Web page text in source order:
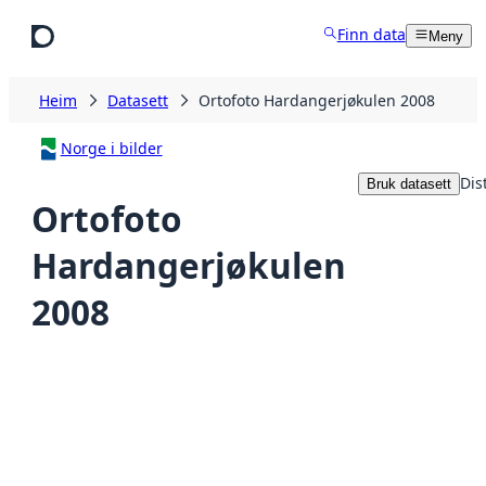
Finn data Meny
Heim Datasett Ortofoto Hardangerjøkulen 2008
Norge i bilder
Ortofoto
Hardangerjøkulen
2008
Bruk datasett